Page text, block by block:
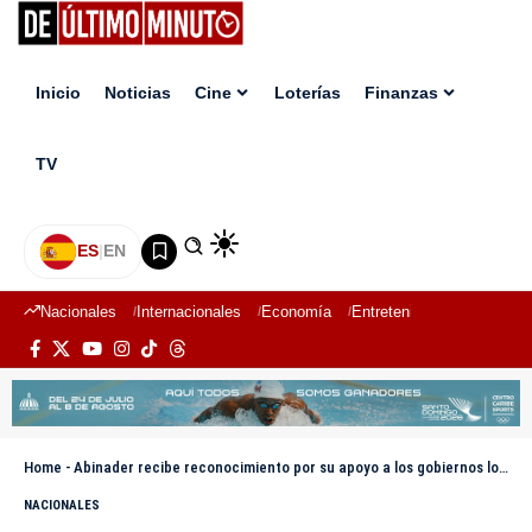
Inicio Noticias Cine Loterías Finanzas
TV
ES|EN
Nacionales Internacionales Economía Entretenimiento
Home - Abinader recibe reconocimiento por su apoyo a los gobiernos locales durante premiación Juan Pablo Duarte 2025
NACIONALES